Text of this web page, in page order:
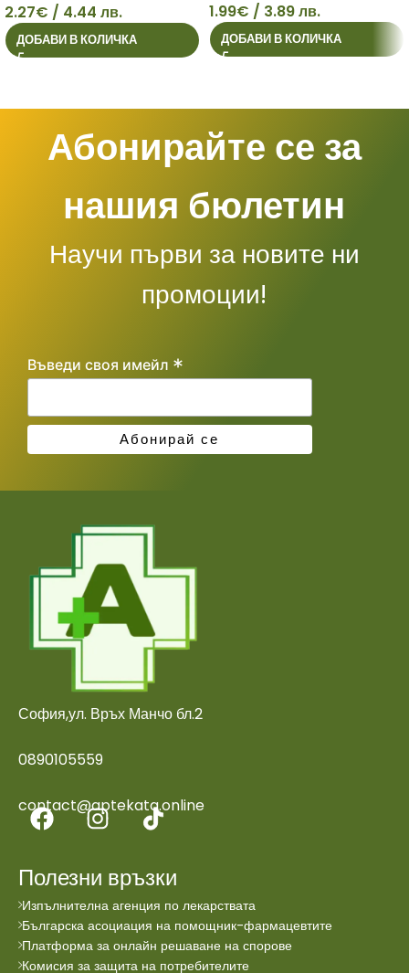
2
2.27€ / 4.44 лв.
ДОБАВИ В КОЛИЧКА
1
1.99€ / 3.89 лв.
ДОБАВИ В КОЛИЧКА
Абонирайте се за
нашия бюлетин
Научи първи за новите ни
промоции!
Въведи своя имейл *
София,ул. Връх Манчо бл.2
0890105559
contact@aptekata.online
Полезни връзки
Изпълнителна агенция по лекарствата
Българска асоциация на помощник-фармацевтите
Платформа за онлайн решаване на спорове
Комисия за защита на потребителите